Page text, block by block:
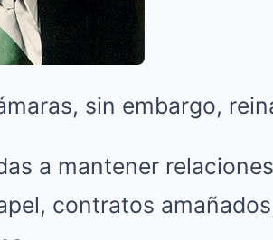
sin embargo,
a mantener
contratos